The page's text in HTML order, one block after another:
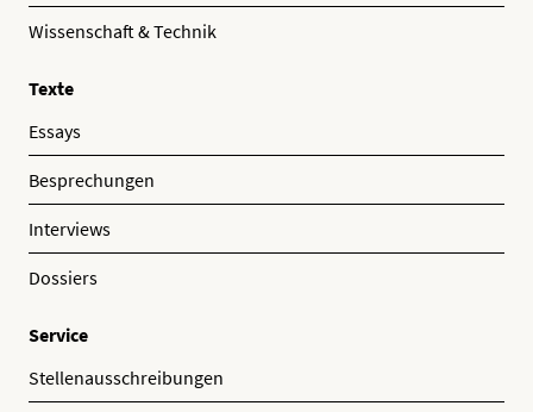
Wissenschaft & Technik
Texte
Essays
Besprechungen
Interviews
Dossiers
Service
Stellenausschreibungen